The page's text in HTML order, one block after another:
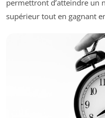
permettront d’atteindre un
supérieur tout en gagnant